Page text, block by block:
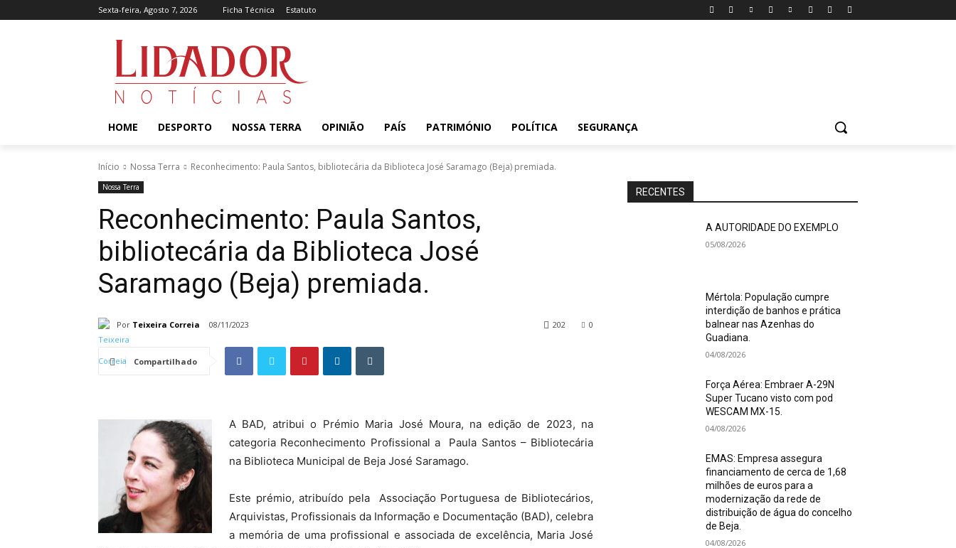
Sexta-feira, Agosto 7, 2026 Ficha Técnica Estatuto
HOME DESPORTO NOSSA TERRA OPINIÃO PAÍS PATRIMÓNIO POLÍTICA SEGURANÇA
Início Nossa Terra Reconhecimento: Paula Santos, bibliotecária da Biblioteca José Saramago (Beja) premiada.
Nossa Terra
Reconhecimento: Paula Santos,
bibliotecária da Biblioteca José
Saramago (Beja) premiada.
Por Teixeira Correia 08/11/2023 0
202
Compartilhado
A BAD, atribui o Prémio Maria José Moura, na edição de 2023, na
categoria Reconhecimento Profissional a Paula Santos – Bibliotecária
na Biblioteca Municipal de Beja José Saramago.
Este prémio, atribuído pela Associação Portuguesa de Bibliotecários,
Arquivistas, Profissionais da Informação e Documentação (BAD), celebra
a memória de uma profissional e associada de excelência, Maria José
RECENTES
A AUTORIDADE DO EXEMPLO
05/08/2026
Mértola: População cumpre
interdição de banhos e prática
balnear nas Azenhas do
Guadiana.
04/08/2026
Força Aérea: Embraer A-29N
Super Tucano visto com pod
WESCAM MX-15.
04/08/2026
EMAS: Empresa assegura
financiamento de cerca de 1,68
milhões de euros para a
modernização da rede de
distribuição de água do concelho
de Beja.
04/08/2026